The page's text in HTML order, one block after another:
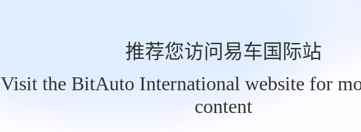
推荐您访问易车国际站
Visit the BitAuto International website for
content